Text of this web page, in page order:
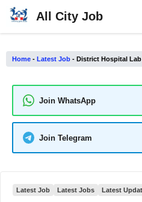
Skip
All City Job
Home - Latest Job - District Hospital Lab
Join WhatsApp
Join Telegram
Latest Job Latest Jobs Latest